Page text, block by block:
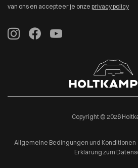
van ons en accepteer je onze privacy policy
Copyright © 2026
Allgemeine Bedingungen und Konditionen
Erklärung zum